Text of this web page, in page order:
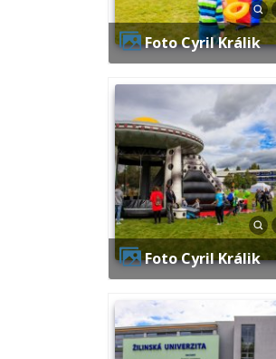
Foto Cyril Králik
Foto Cyril Králik